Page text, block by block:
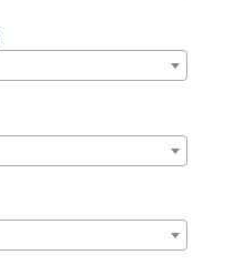
our
main
instead.